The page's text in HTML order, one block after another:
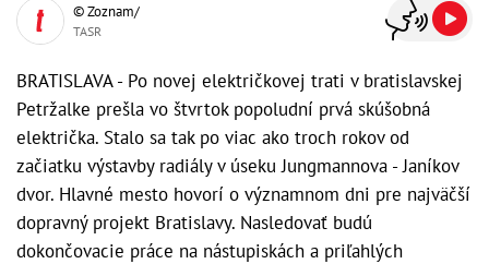
© Zoznam/
TASR
BRATISLAVA - Po novej električkovej trati v bratislavskej
Petržalke prešla vo štvrtok popoludní prvá skúšobná
električka. Stalo sa tak po viac ako troch rokov od
začiatku výstavby radiály v úseku Jungmannova - Janíkov
dvor. Hlavné mesto hovorí o významnom dni pre najväčší
dopravný projekt Bratislavy. Nasledovať budú
dokončovacie práce na nástupiskách a priľahlých